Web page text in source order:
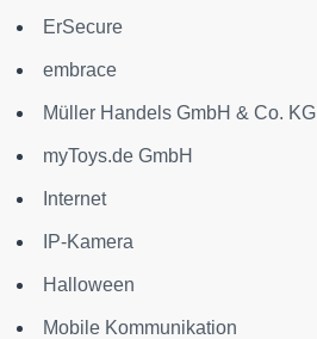
ErSecure
embrace
Müller Handels GmbH & Co. KG
myToys.de GmbH
Internet
IP-Kamera
Halloween
Mobile Kommunikation